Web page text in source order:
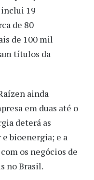
19
de 80
de 100 mil
títulos da
ainda
em duas até o
deterá as
e bioenergia; e a
os negócios de
no Brasil.